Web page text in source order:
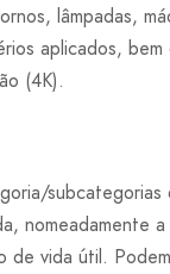
lâmpadas,
aplicados,
(4K).
nomeadamente
vida útil.